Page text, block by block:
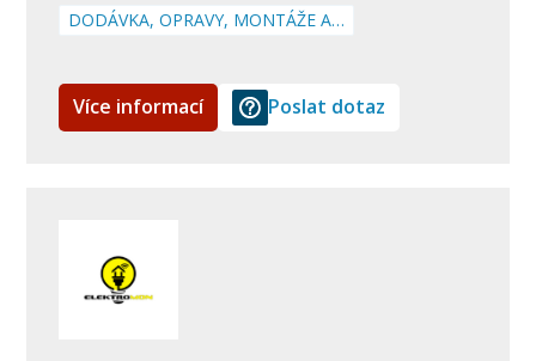
DODÁVKA, OPRAVY, MONTÁŽE A…
Více informací Poslat dotaz